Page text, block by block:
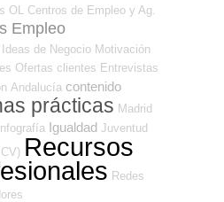
OL
Centros de Empleo y Ag.
Empleo
Ideas de Negocio Motivación
Ofertas clientes Entrevistas
Andalucía contenido
prácticas Madrid
Infografía Igualdad Juventud
Recursos
Redes